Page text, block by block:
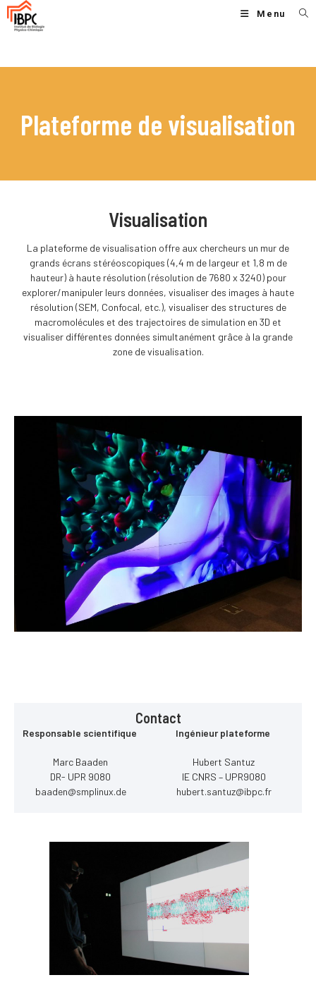
Menu
Plateforme de visualisation
Visualisation
La plateforme de visualisation offre aux chercheurs un mur de
grands écrans stéréoscopiques (4,4 m de largeur et 1,8 m de
hauteur) à haute résolution (résolution de 7680 x 3240) pour
explorer/manipuler leurs données, visualiser des images à haute
résolution (SEM, Confocal, etc.), visualiser des structures de
macromolécules et des trajectoires de simulation en 3D et
visualiser différentes données simultanément grâce à la grande
zone de visualisation.
Contact
Responsable scientifique
Marc Baaden
DR- UPR 9080
baaden@smplinux.de
Ingénieur plateforme
Hubert Santuz
IE CNRS – UPR9080
hubert.santuz@ibpc.fr